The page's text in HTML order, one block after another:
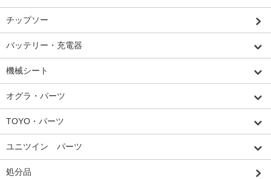
チップソー
バッテリー・充電器
機械シート
オグラ・パーツ
TOYO・パーツ
ユニツイン パーツ
処分品